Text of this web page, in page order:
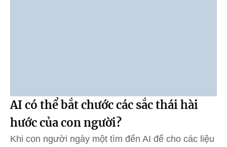
AI có thể bắt chước các sắc thái hài
hước của con người?
Khi con người ngày một tìm đến AI để cho các liệu